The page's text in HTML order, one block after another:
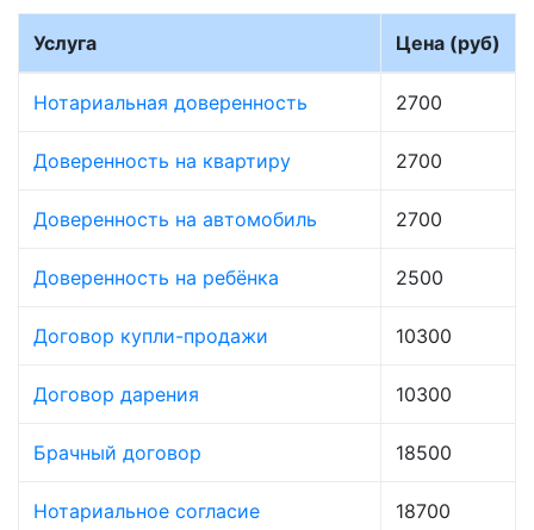
Услуга Цена (руб)
Нотариальная доверенность 2700
Доверенность на квартиру 2700
Доверенность на автомобиль 2700
Доверенность на ребёнка 2500
Договор купли-продажи 10300
Договор дарения 10300
Брачный договор 18500
Нотариальное согласие 18700